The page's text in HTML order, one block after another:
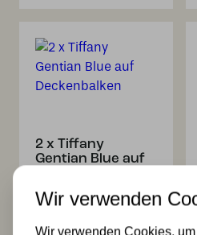
2 x Tiffany
Gentian Blue auf
349,99
Wir verwenden
Wir verwenden Cookies,